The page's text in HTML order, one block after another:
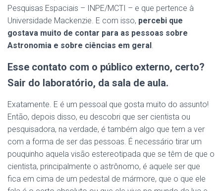
Pesquisas Espaciais – INPE/MCTI – e que pertence à
Universidade Mackenzie. E com isso, percebi que
gostava muito de contar para as pessoas sobre
Astronomia e sobre ciências em geral .
Esse contato com o público externo, certo?
Sair do laboratório, da sala de aula.
Exatamente. E é um pessoal que gosta muito do assunto!
Então, depois disso, eu descobri que ser cientista ou
pesquisadora, na verdade, é também algo que tem a ver
com a forma de ser das pessoas. É necessário tirar um
pouquinho aquela visão estereotipada que se têm de que o
cientista, principalmente o astrônomo, é aquele ser que
fica em cima de um pedestal de mármore, que o que ele